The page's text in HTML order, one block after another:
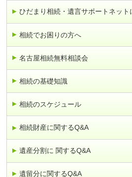
ひだまり相続・遺言サポートネット
相続でお困りの方へ
名古屋相続無料相談会
相続の基礎知識
相続のスケジュール
相続財産に関するQ&A
遺産分割に 関するQ&A
遺留分に関するQ&A